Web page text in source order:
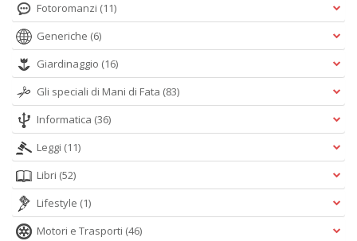
Fotoromanzi (11)
Generiche (6)
Giardinaggio (16)
Gli speciali di Mani di Fata (83)
Informatica (36)
Leggi (11)
Libri (52)
Lifestyle (1)
Motori e Trasporti (46)